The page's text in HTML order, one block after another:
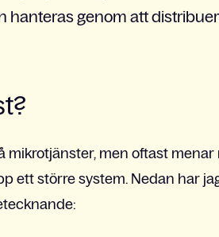
hanteras genom att
mikrotjänster, men oftast
ett större system. Nedan har